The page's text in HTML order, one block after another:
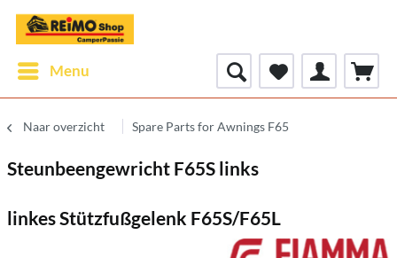
Menu
Naar overzicht Spare Parts for Awnings F65
Steunbeengewricht F65S links
linkes Stützfußgelenk F65S/F65L